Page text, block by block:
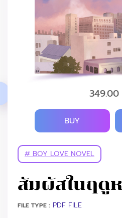
349.00
BUY
# BOY LOVE NOVEL
สัมผัสในฤดู
FILE TYPE : PDF FILE